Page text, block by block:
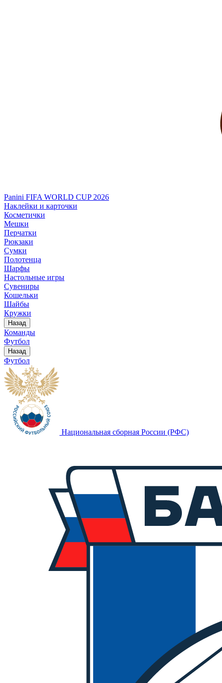
Panini FIFA WORLD CUP 2026
Наклейки и карточки
Косметички
Мешки
Перчатки
Рюкзаки
Сумки
Полотенца
Шарфы
Настольные игры
Сувениры
Кошельки
Шайбы
Кружки
Назад
Команды
Футбол
Назад
Футбол
Национальная сборная России (РФС)